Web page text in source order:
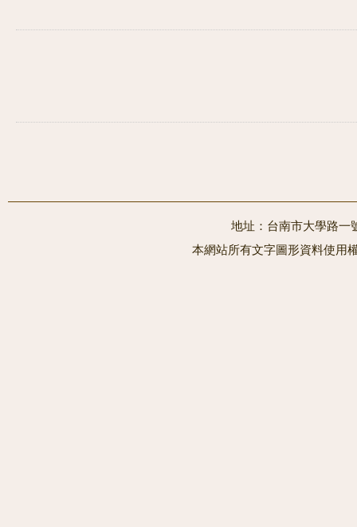
地址：台南市大學路
本網站所有文字圖形資料使用